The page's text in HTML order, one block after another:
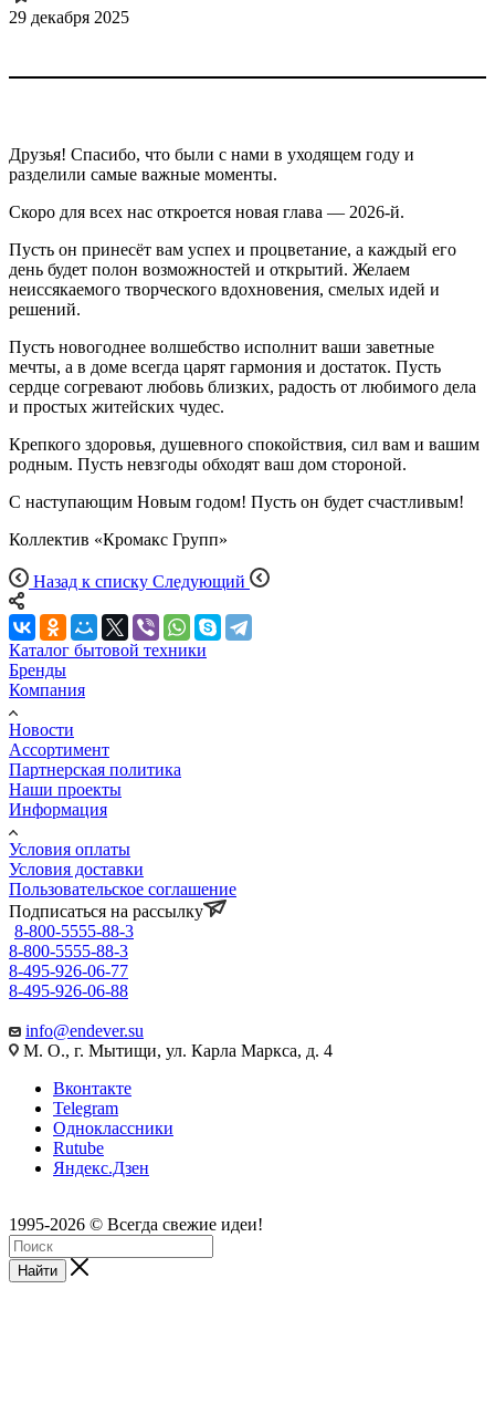
29 декабря 2025
Друзья! Спасибо, что были с нами в уходящем году и
разделили самые важные моменты.
Скоро для всех нас откроется новая глава — 2026-й.
Пусть он принесёт вам успех и процветание, а каждый его
день будет полон возможностей и открытий. Желаем
неиссякаемого творческого вдохновения, смелых идей и
решений.
Пусть новогоднее волшебство исполнит ваши заветные
мечты, а в доме всегда царят гармония и достаток. Пусть
сердце согревают любовь близких, радость от любимого дела
и простых житейских чудес.
Крепкого здоровья, душевного спокойствия, сил вам и вашим
родным. Пусть невзгоды обходят ваш дом стороной.
С наступающим Новым годом! Пусть он будет счастливым!
Коллектив «Кромакс Групп»
Назад к списку Следующий
Каталог бытовой техники
Бренды
Компания
Новости
Ассортимент
Партнерская политика
Наши проекты
Информация
Условия оплаты
Условия доставки
Пользовательское соглашение
Подписаться на рассылку
8-800-5555-88-3
8-800-5555-88-3
8-495-926-06-77
8-495-926-06-88
info@endever.su
М. О., г. Мытищи, ул. Карла Маркса, д. 4
Вконтакте
Telegram
Одноклассники
Rutube
Яндекс.Дзен
1995-2026 © Всегда свежие идеи!
Найти